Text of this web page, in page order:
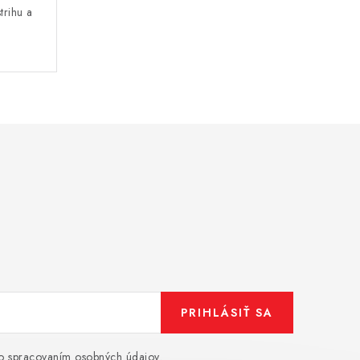
a
spracovaním osobných údajov
PRIHLÁSIŤ SA